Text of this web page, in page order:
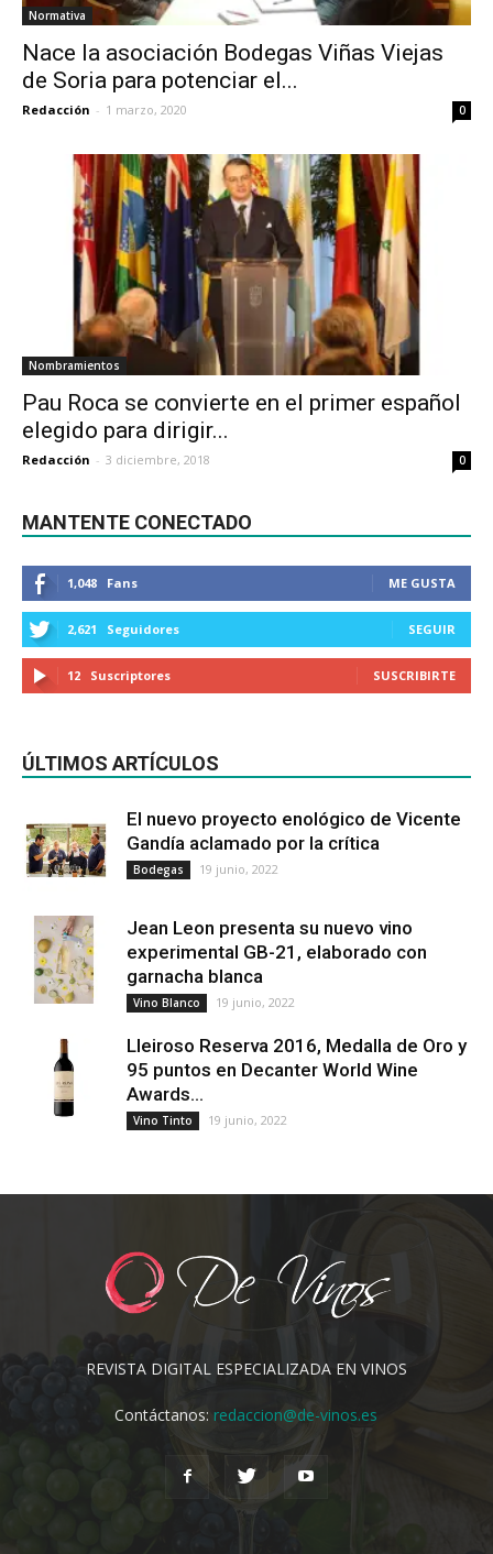
Normativa
Nace la asociación Bodegas Viñas Viejas
de Soria para potenciar el...
Redacción - 1 marzo, 2020 0
Nombramientos
Pau Roca se convierte en el primer español
elegido para dirigir...
Redacción - 3 diciembre, 2018 0
MANTENTE CONECTADO
1,048 Fans ME GUSTA
2,621 Seguidores SEGUIR
12 Suscriptores SUSCRIBIRTE
ÚLTIMOS ARTÍCULOS
El nuevo proyecto enológico de Vicente
Gandía aclamado por la crítica
Bodegas 19 junio, 2022
Jean Leon presenta su nuevo vino
experimental GB-21, elaborado con
garnacha blanca
Vino Blanco 19 junio, 2022
Lleiroso Reserva 2016, Medalla de Oro y
95 puntos en Decanter World Wine
Awards...
Vino Tinto 19 junio, 2022
REVISTA DIGITAL ESPECIALIZADA EN VINOS
Contáctanos:redaccion@de-vinos.es